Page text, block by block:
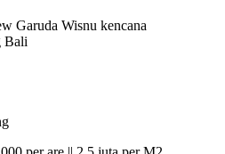
Garuda Wisnu kencana
Bali